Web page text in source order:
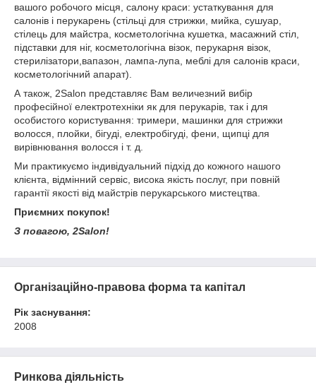
вашого робочого місця, салону краси: устаткування для
салонів і перукарень (стільці для стрижки, мийка, сушуар,
стілець для майстра, косметологічна кушетка, масажний стіл,
підставки для ніг, косметологічна візок, перукарня візок,
стерилізатори,вапазон, лампа-лупа, меблі для салонів краси,
косметологічний апарат).
А також, 2Salon представляє Вам величезний вибір
професійної електротехніки як для перукарів, так і для
особистого користування: тримери, машинки для стрижки
волосся, плойки, бігуді, електробігуді, фени, щипці для
вирівнювання волосся і т. д.
Ми практикуємо індивідуальний підхід до кожного нашого
клієнта, відмінний сервіс, висока якість послуг, при повній
гарантії якості від майстрів перукарського мистецтва.
Приємних покупок!
З повагою, 2Salon!
Організаційно-правова форма та капітал
Рік заснування:
2008
Ринкова діяльність